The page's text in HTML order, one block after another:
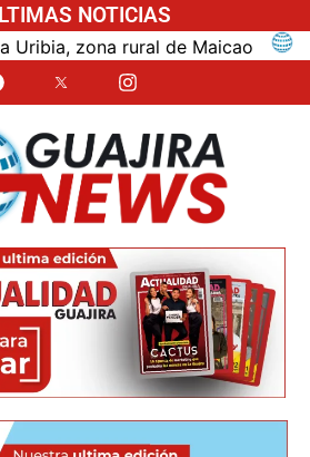
NOTICIAS
zona rural de Maicao